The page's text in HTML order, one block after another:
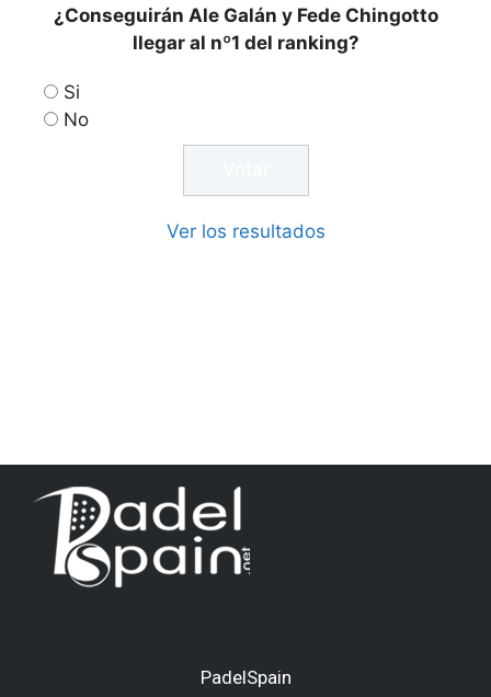
¿Conseguirán Ale Galán y Fede Chingotto
llegar al nº1 del ranking?
Si
No
Ver los resultados
PadelSpain